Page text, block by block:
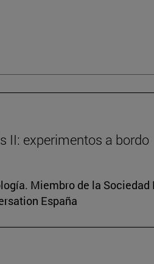
II: experimentos a bordo
Miembro de la
España